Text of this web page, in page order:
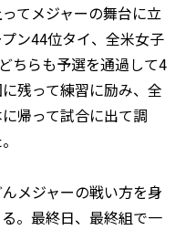
てメジャーの舞台に立
ン44位タイ、全米女子
ちらも予選を通過して4
残って練習に励み、全
帰って試合に出て調
メジャーの戦い方を身
。最終日、最終組で一